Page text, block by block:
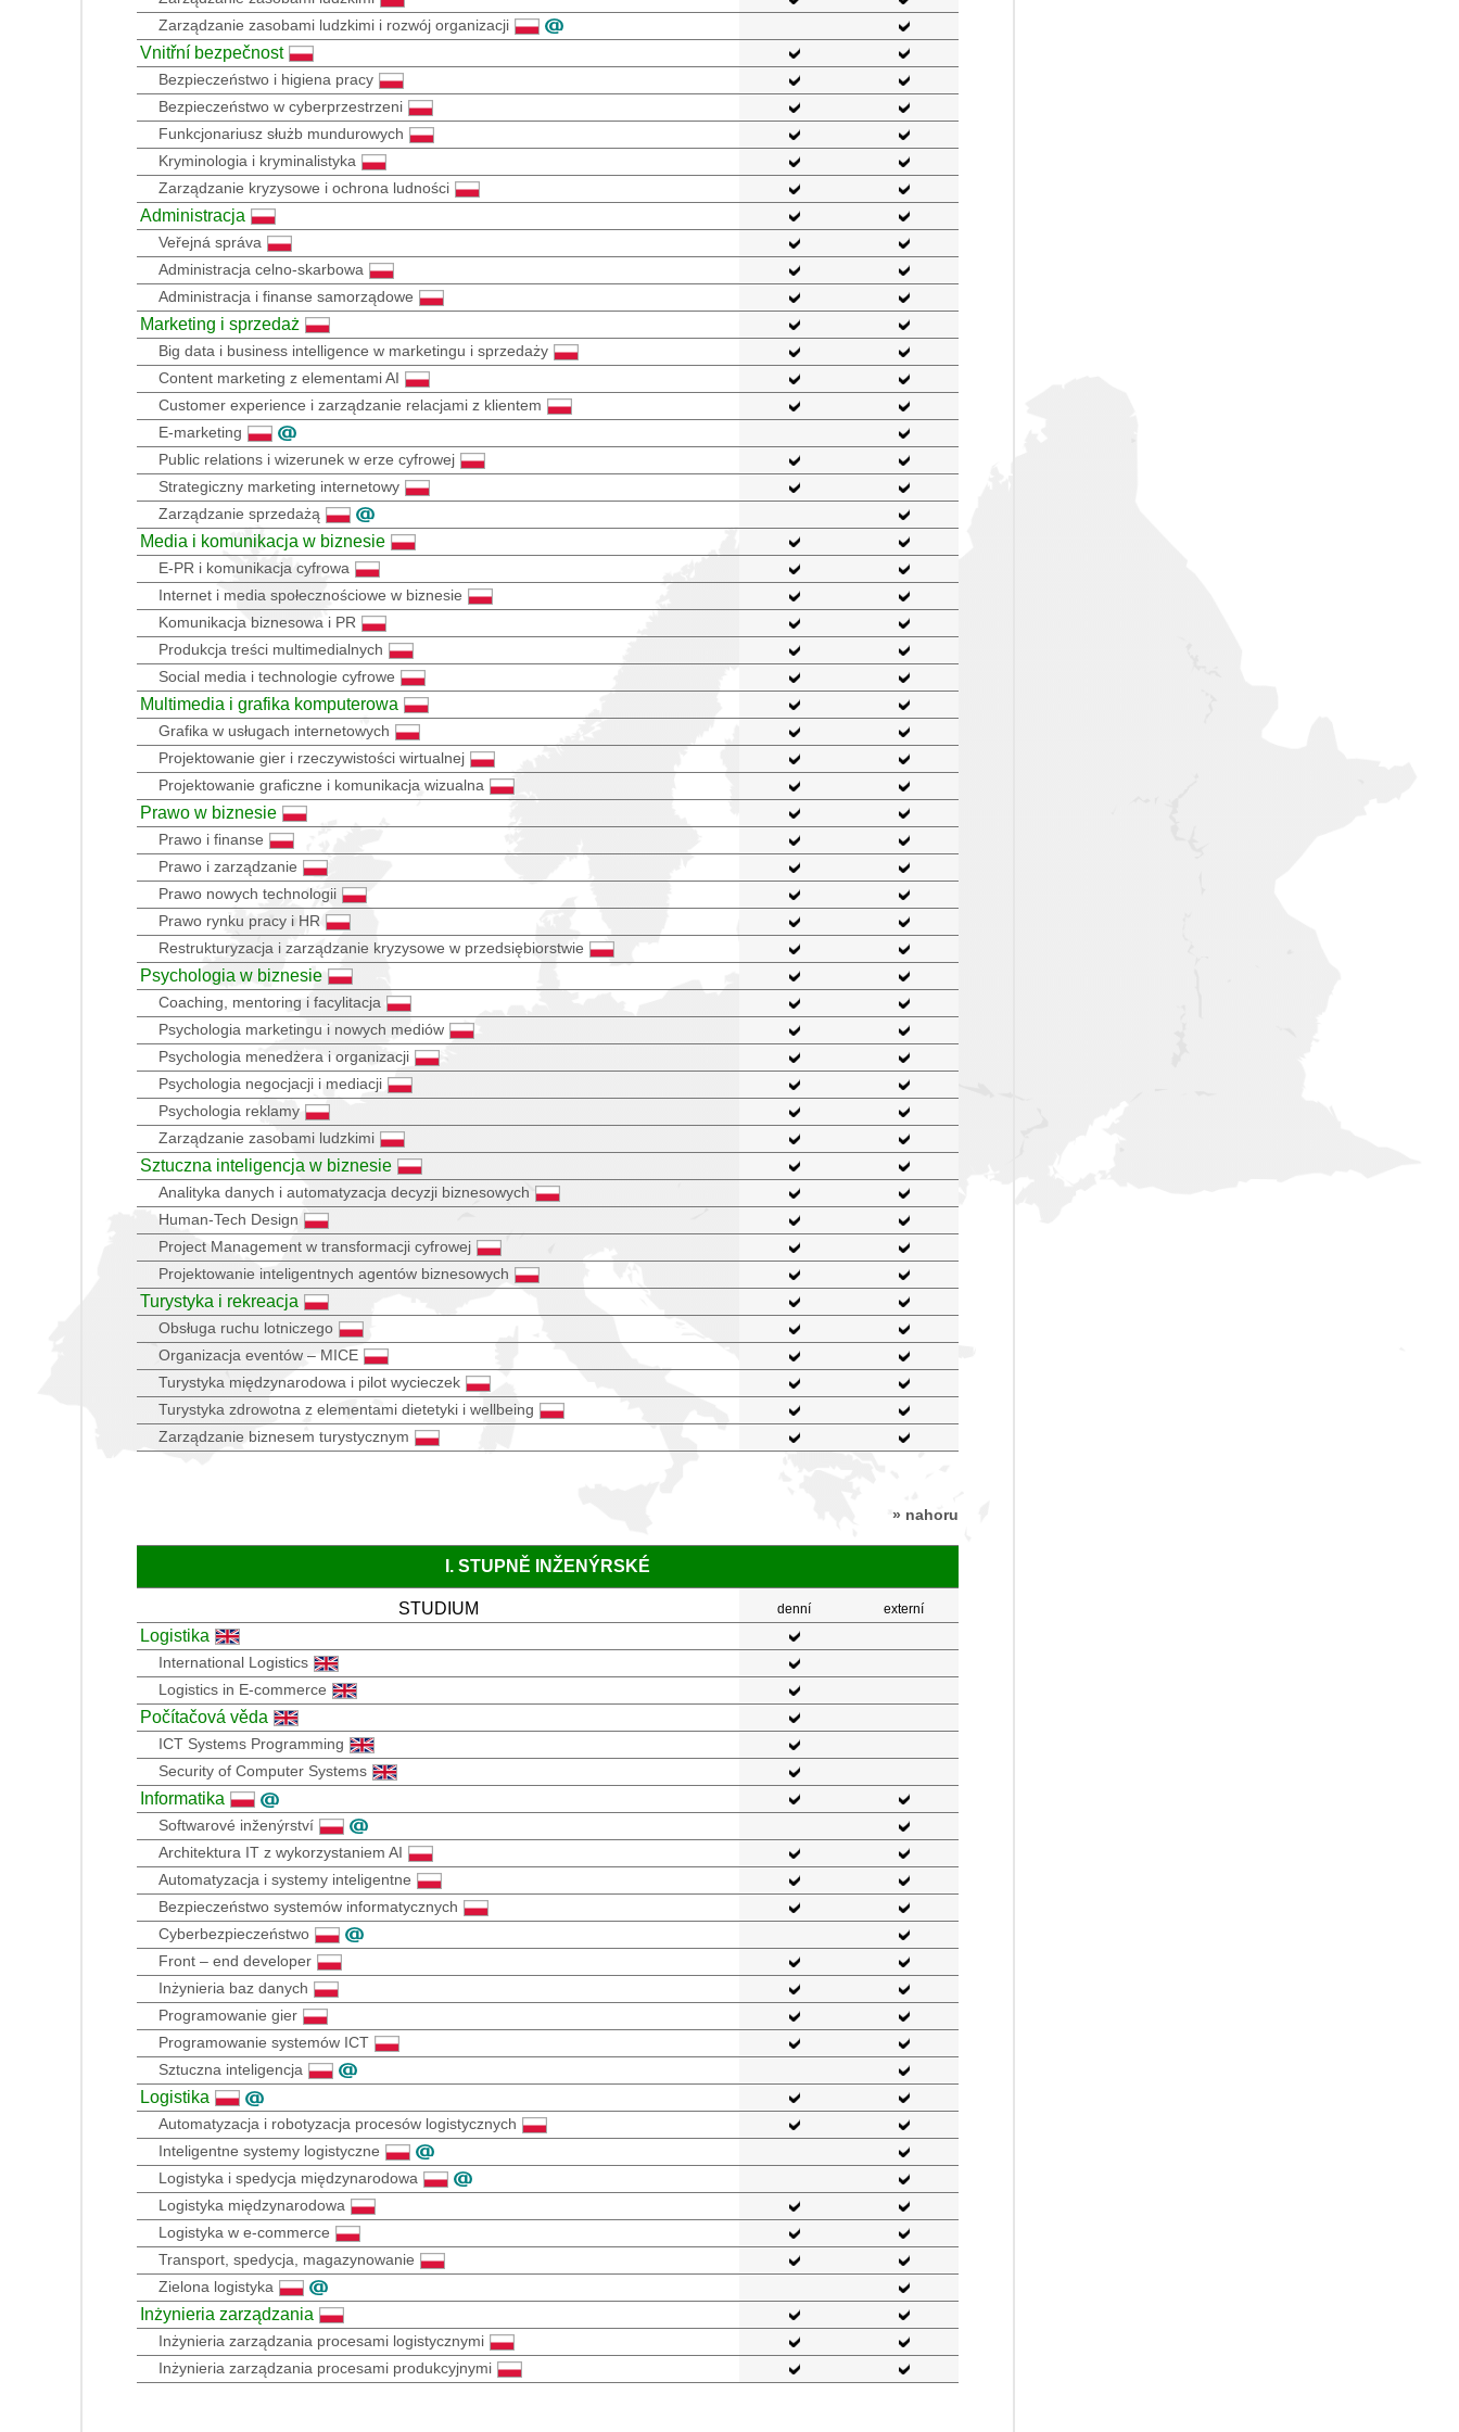
Zarządzanie zasobami ludzkimi i rozwój organizacji
Vnitřní bezpečnost
Bezpieczeństwo i higiena pracy
Bezpieczeństwo w cyberprzestrzeni
Funkcjonariusz służb mundurowych
Kryminologia i kryminalistyka
Zarządzanie kryzysowe i ochrona ludności
Administracja
Veřejná správa
Administracja celno-skarbowa
Administracja i finanse samorządowe
Marketing i sprzedaż
Big data i business intelligence w marketingu i sprzedaży
Content marketing z elementami AI
Customer experience i zarządzanie relacjami z klientem
E-marketing
Public relations i wizerunek w erze cyfrowej
Strategiczny marketing internetowy
Zarządzanie sprzedażą
Media i komunikacja w biznesie
E-PR i komunikacja cyfrowa
Internet i media społecznościowe w biznesie
Komunikacja biznesowa i PR
Produkcja treści multimedialnych
Social media i technologie cyfrowe
Multimedia i grafika komputerowa
Grafika w usługach internetowych
Projektowanie gier i rzeczywistości wirtualnej
Projektowanie graficzne i komunikacja wizualna
Prawo w biznesie
Prawo i finanse
Prawo i zarządzanie
Prawo nowych technologii
Prawo rynku pracy i HR
Restrukturyzacja i zarządzanie kryzysowe w przedsiębiorstwie
Psychologia w biznesie
Coaching, mentoring i facylitacja
Psychologia marketingu i nowych mediów
Psychologia menedżera i organizacji
Psychologia negocjacji i mediacji
Psychologia reklamy
Zarządzanie zasobami ludzkimi
Sztuczna inteligencja w biznesie
Analityka danych i automatyzacja decyzji biznesowych
Human-Tech Design
Project Management w transformacji cyfrowej
Projektowanie inteligentnych agentów biznesowych
Turystyka i rekreacja
Obsługa ruchu lotniczego
Organizacja eventów – MICE
Turystyka międzynarodowa i pilot wycieczek
Turystyka zdrowotna z elementami dietetyki i wellbeing
Zarządzanie biznesem turystycznym
» nahoru
I. STUPNĚ INŽENÝRSKÉ
STUDIUM denní externí
Logistika
International Logistics
Logistics in E-commerce
Počítačová věda
ICT Systems Programming
Security of Computer Systems
Informatika
Softwarové inženýrství
Architektura IT z wykorzystaniem AI
Automatyzacja i systemy inteligentne
Bezpieczeństwo systemów informatycznych
Cyberbezpieczeństwo
Front – end developer
Inżynieria baz danych
Programowanie gier
Programowanie systemów ICT
Sztuczna inteligencja
Logistika
Automatyzacja i robotyzacja procesów logistycznych
Inteligentne systemy logistyczne
Logistyka i spedycja międzynarodowa
Logistyka międzynarodowa
Logistyka w e-commerce
Transport, spedycja, magazynowanie
Zielona logistyka
Inżynieria zarządzania
Inżynieria zarządzania procesami logistycznymi
Inżynieria zarządzania procesami produkcyjnymi